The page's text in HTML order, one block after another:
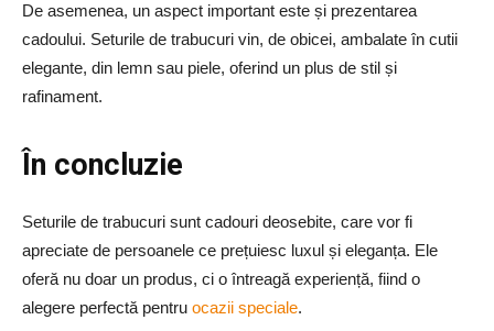
De asemenea, un aspect important este și prezentarea
cadoului. Seturile de trabucuri vin, de obicei, ambalate în cutii
elegante, din lemn sau piele, oferind un plus de stil și
rafinament.
În concluzie
Seturile de trabucuri sunt cadouri deosebite, care vor fi
apreciate de persoanele ce prețuiesc luxul și eleganța. Ele
oferă nu doar un produs, ci o întreagă experiență, fiind o
alegere perfectă pentru ocazii speciale.